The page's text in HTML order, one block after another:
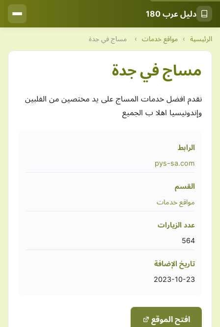
دليل عرب 180
الرئيسية › مواقع خدمات › مساج في جدة
مساج في جدة
نقدم افضل خدمات المساج على يد مختصين من الفلبين
وإندونيسيا اهلا ب الجميع
الرابط
pys-sa.com
القسم
مواقع خدمات
عدد الزيارات
564
تاريخ الإضافة
2023-10-23
افتح الموقع